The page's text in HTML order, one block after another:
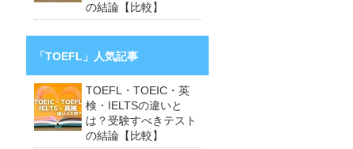
の結論【比較】
「TOEFL」人気記事
TOEFL・TOEIC・英
検・IELTSの違いと
は？受験すべきテスト
の結論【比較】